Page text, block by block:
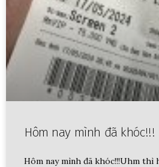
Hôm nay mình đã khóc!!!
Hôm nay mình đã khóc!!!Uhm thì